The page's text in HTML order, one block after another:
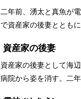
二年前、湧太と真魚が
で資産家の後妻ととも
資産家の後妻
資産家の後妻として海
病院から姿を消す。二